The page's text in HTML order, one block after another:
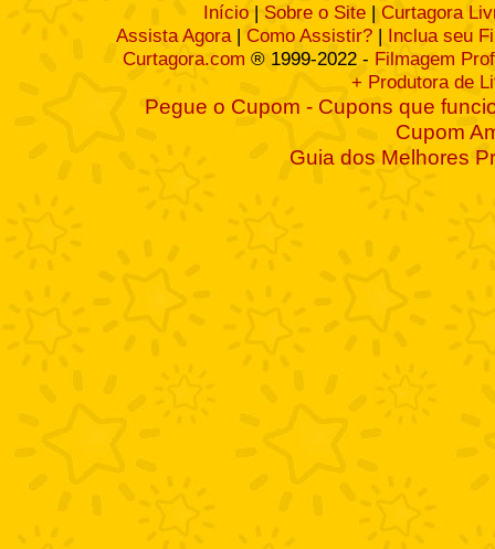
Início | Sobre o Site | Curtagora
Assista Agora| Como Assistir? | Inclua seu
Curtagora.com ® 1999-2022 - Filmagem
+ Produtora de
Pegue o Cupom - Cupons que
Cupom
Guia dos Melhores